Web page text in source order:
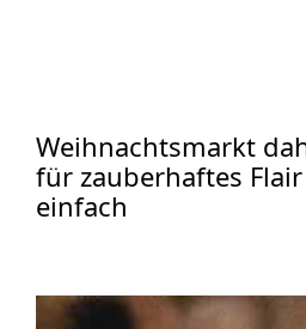
Weihnachtsmarkt
für zauberhaftes
einfach